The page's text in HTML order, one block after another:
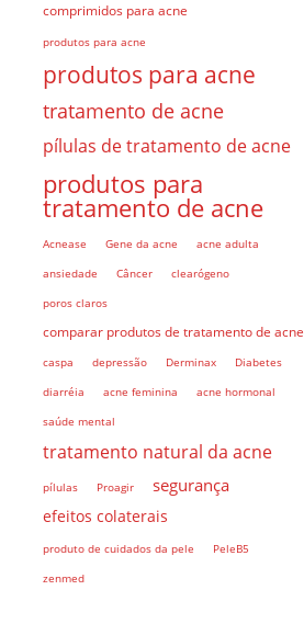
comprimidos para acne
produtos para acne
produtos para acne
tratamento de acne
pílulas de tratamento de acne
produtos para
tratamento de acne
Acnease Gene da acne
acne adulta
ansiedade
Câncer
clearógeno
poros claros
comparar produtos de tratamento de acne
caspa depressão Derminax
Diabetes
diarréia
acne feminina
acne hormonal
saúde mental
tratamento natural da acne
pílulas Proagir segurança
efeitos colaterais
produto de cuidados da pele
PeleB5
zenmed